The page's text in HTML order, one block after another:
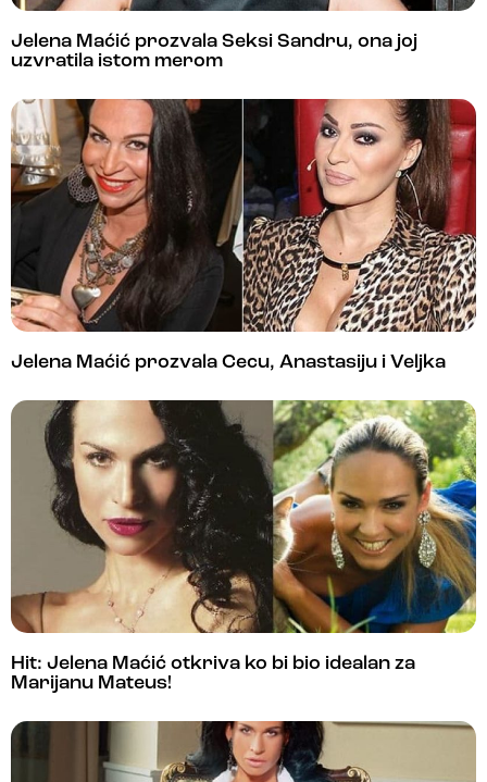
Jelena Maćić prozvala Seksi Sandru, ona joj
uzvratila istom merom
Jelena Maćić prozvala Cecu, Anastasiju i Veljka
Hit: Jelena Maćić otkriva ko bi bio idealan za
Marijanu Mateus!